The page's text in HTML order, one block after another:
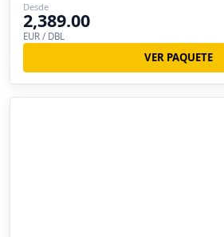
Desde
2,389.00
EUR / DBL
VER PAQUETE